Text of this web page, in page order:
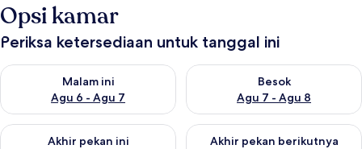
Opsi kamar
Periksa ketersediaan untuk tanggal ini
Malam ini
Agu 6 - Agu 7
Periksa ketersediaan untuk malam ini Agu 6 - Agu 7
Besok
Agu 7 - Agu 8
Periksa ketersediaan untuk
Akhir pekan ini
Periksa ketersediaan untuk akhir pekan ini Agu 7 - Agu 9
Akhir pekan berikutnya
Periksa ketersediaan untuk